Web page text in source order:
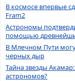
В космосе впервые
Fram2
Астрономы
помощью
В Млечном Пути
черных дыр
Тайна звезды
астрономов?